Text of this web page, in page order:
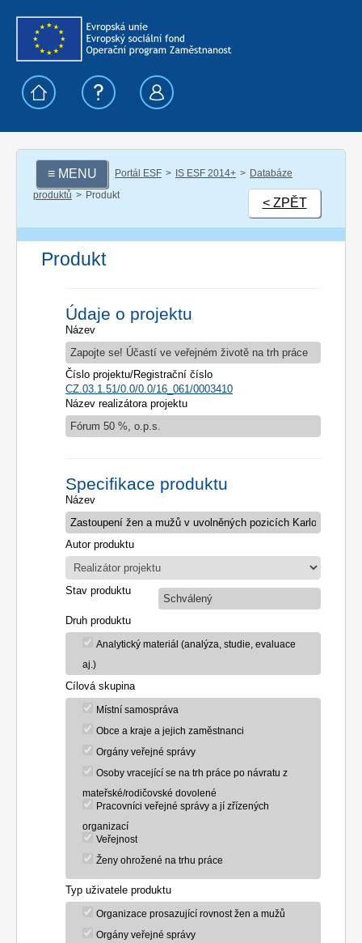
≡ MENU Portál ESF IS ESF 2014+
Databáze
produktů
Produkt
< ZPĚT
Produkt
Údaje o projektu
Název
Zapojte se! Účastí ve veřejném životě na trh práce
Číslo projektu/Registrační číslo
CZ.03.1.51/0.0/0.0/16_061/0003410
Název realizátora projektu
Fórum 50 %, o.p.s.
Specifikace produktu
Název
Autor produktu
Stav produktu
Schválený
Druh produktu
Analytický materiál (analýza, studie, evaluace
aj.)
Cílová skupina
Místní samospráva
Obce a kraje a jejich zaměstnanci
Orgány veřejné správy
Osoby vracející se na trh práce po návratu z
mateřské/rodičovské dovolené
Pracovníci veřejné správy a jí zřízených
organizací
Veřejnost
Ženy ohrožené na trhu práce
Typ uživatele produktu
Organizace prosazující rovnost žen a mužů
Orgány veřejné správy